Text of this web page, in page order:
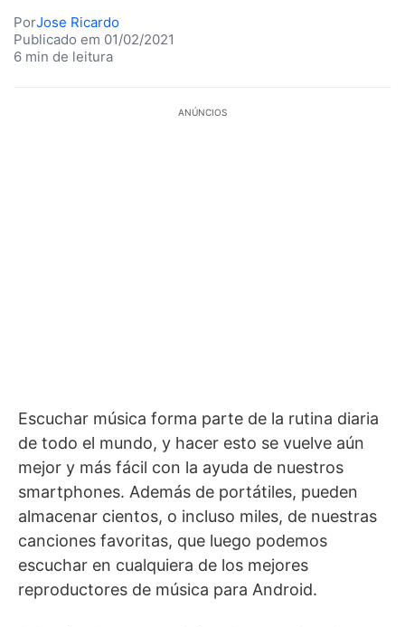
PorJose Ricardo
Publicado em 01/02/2021
6 min de leitura
ANÚNCIOS
Escuchar música forma parte de la rutina diaria
de todo el mundo, y hacer esto se vuelve aún
mejor y más fácil con la ayuda de nuestros
smartphones. Además de portátiles, pueden
almacenar cientos, o incluso miles, de nuestras
canciones favoritas, que luego podemos
escuchar en cualquiera de los mejores
reproductores de música para Android.